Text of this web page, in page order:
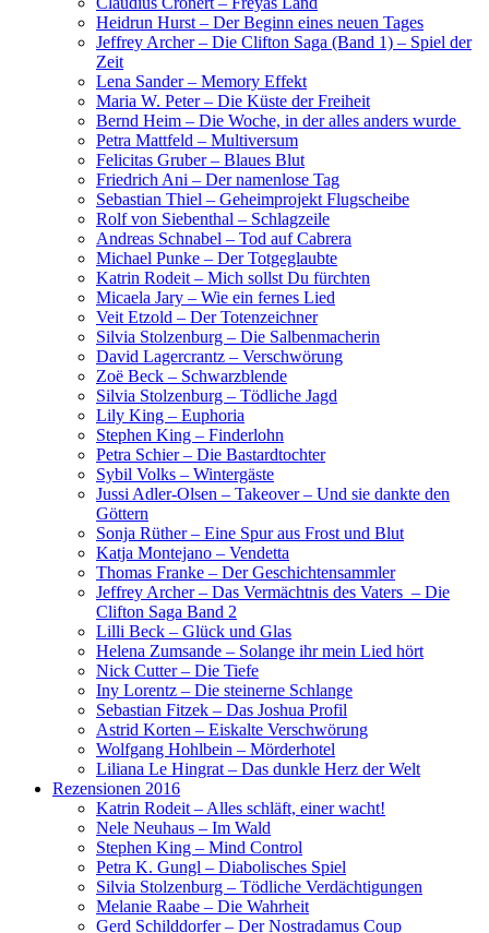
Heidrun Hurst – Der Beginn eines neuen Tages
Jeffrey Archer – Die Clifton Saga (Band 1) – Spiel der
Zeit
Lena Sander – Memory Effekt
Maria W. Peter – Die Küste der Freiheit
Bernd Heim – Die Woche, in der alles anders wurde
Petra Mattfeld – Multiversum
Felicitas Gruber – Blaues Blut
Friedrich Ani – Der namenlose Tag
Sebastian Thiel – Geheimprojekt Flugscheibe
Rolf von Siebenthal – Schlagzeile
Andreas Schnabel – Tod auf Cabrera
Michael Punke – Der Totgeglaubte
Katrin Rodeit – Mich sollst Du fürchten
Micaela Jary – Wie ein fernes Lied
Veit Etzold – Der Totenzeichner
Silvia Stolzenburg – Die Salbenmacherin
David Lagercrantz – Verschwörung
Zoë Beck – Schwarzblende
Silvia Stolzenburg – Tödliche Jagd
Lily King – Euphoria
Stephen King – Finderlohn
Petra Schier – Die Bastardtochter
Sybil Volks – Wintergäste
Jussi Adler-Olsen – Takeover – Und sie dankte den
Göttern
Sonja Rüther – Eine Spur aus Frost und Blut
Katja Montejano – Vendetta
Thomas Franke – Der Geschichtensammler
Jeffrey Archer – Das Vermächtnis des Vaters – Die
Clifton Saga Band 2
Lilli Beck – Glück und Glas
Helena Zumsande – Solange ihr mein Lied hört
Nick Cutter – Die Tiefe
Iny Lorentz – Die steinerne Schlange
Sebastian Fitzek – Das Joshua Profil
Astrid Korten – Eiskalte Verschwörung
Wolfgang Hohlbein – Mörderhotel
Liliana Le Hingrat – Das dunkle Herz der Welt
Rezensionen 2016
Katrin Rodeit – Alles schläft, einer wacht!
Nele Neuhaus – Im Wald
Stephen King – Mind Control
Petra K. Gungl – Diabolisches Spiel
Silvia Stolzenburg – Tödliche Verdächtigungen
Melanie Raabe – Die Wahrheit
Gerd Schilddorfer – Der Nostradamus Coup